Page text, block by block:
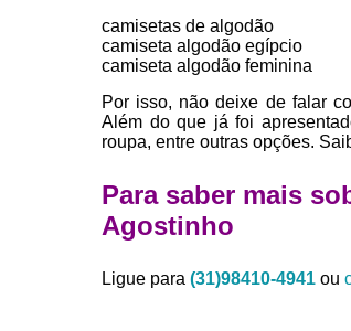
camisetas de algodão
camiseta algodão egípcio
camiseta algodão feminina
Por isso, não deixe de falar
Além do que já foi
roupa, entre outras opções.
Para saber mais
Agostinho
Ligue para (31)98410-4941 ou